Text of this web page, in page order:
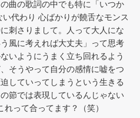
曲の歌詞の中でも特に「いつか
代わり 心ばかりが饒舌なモンス
刺さりまして。人って大人にな
風に考えれば大丈夫」って思考
いようにうまく立ち回れるよう
そうやって自分の感情に嘘をつ
していってしまうという生きる
節では表現しているんじゃない
って合ってます？（笑）